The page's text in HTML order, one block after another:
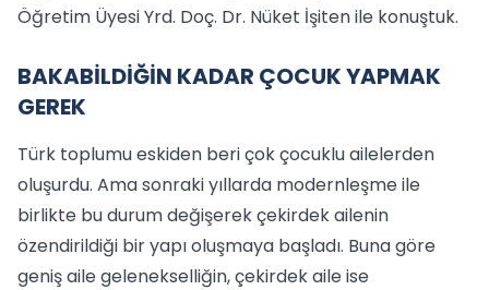
Öğretim Üyesi Yrd. Doç. Dr. Nüket İşiten ile konuştuk.
BAKABİLDİĞİN KADAR ÇOCUK YAPMAK
GEREK
Türk toplumu eskiden beri çok çocuklu ailelerden
oluşurdu. Ama sonraki yıllarda modernleşme ile
birlikte bu durum değişerek çekirdek ailenin
özendirildiği bir yapı oluşmaya başladı. Buna göre
geniş aile gelenekselliğin, çekirdek aile ise